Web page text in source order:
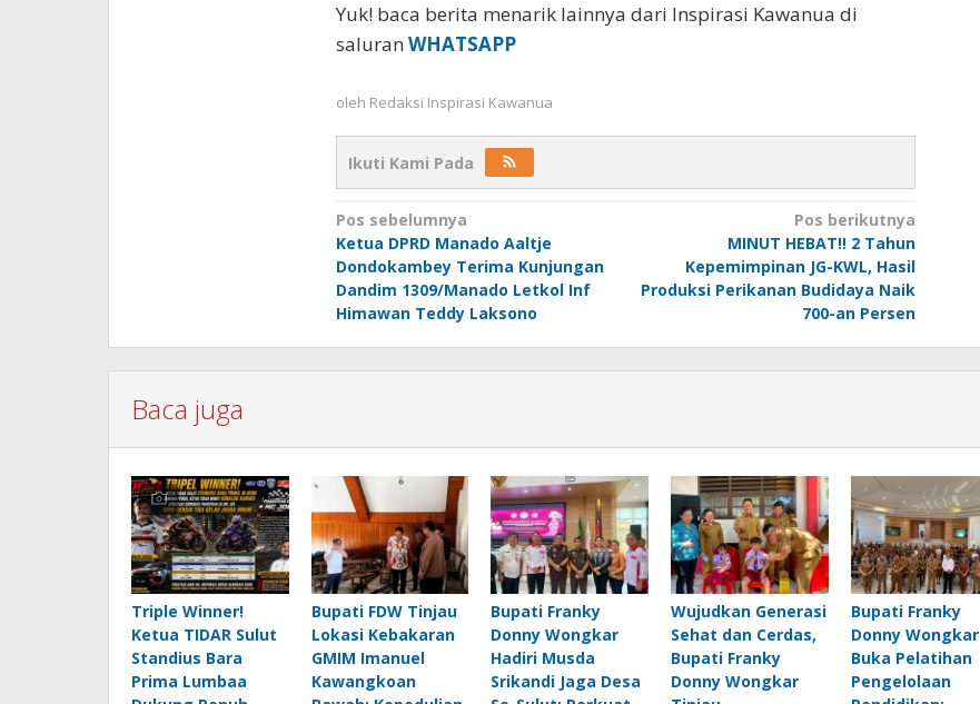
Yuk! baca berita menarik lainnya dari Inspirasi Kawanua di
saluran WHATSAPP
oleh Redaksi Inspirasi Kawanua
Ikuti Kami Pada
Navigasi
pos
Pos sebelumnya
Ketua DPRD Manado Aaltje
Dondokambey Terima Kunjungan
Dandim 1309/Manado Letkol Inf
Himawan Teddy Laksono
Pos berikutnya
MINUT HEBAT!! 2 Tahun
Kepemimpinan JG-KWL, Hasil
Produksi Perikanan Budidaya Naik
700-an Persen
Baca juga
Triple Winner!
Ketua TIDAR Sulut
Standius Bara
Prima Lumbaa
Bupati FDW Tinjau
Lokasi Kebakaran
GMIM Imanuel
Kawangkoan
Bupati Franky
Donny Wongkar
Hadiri Musda
Srikandi Jaga Desa
Wujudkan Generasi
Sehat dan Cerdas,
Bupati Franky
Donny Wongkar
Bupati Franky
Donny Wongkar
Buka Pelatihan
Pengelolaan